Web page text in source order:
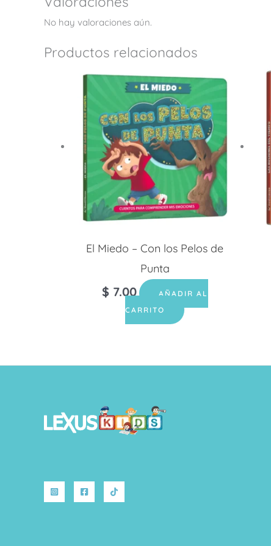
No hay valoraciones aún.
Productos relacionados
El Miedo – Con los Pelos de
Punta
$ 7.00
AÑADIR AL
CARRITO